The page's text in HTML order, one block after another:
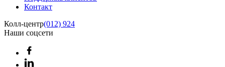
Контакт
Колл-центр(012) 924
Наши соцсети